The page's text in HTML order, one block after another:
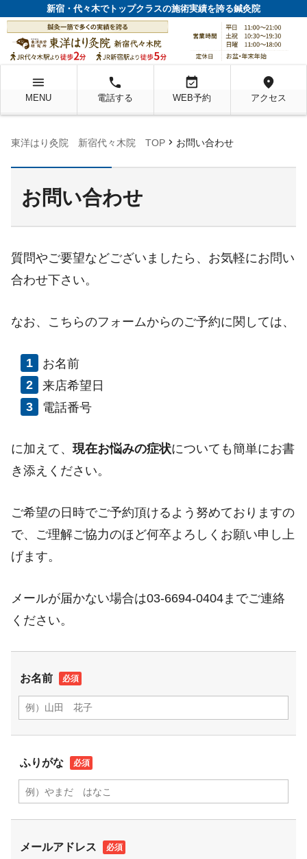
新宿・代々木でトップクラスの施術実績を誇る鍼灸院
menu
MENU
local_phone
電話する
event_available
WEB予約
location_on
アクセス
東洋はり灸院 新宿代々木院 TOP chevron_right お問い合わせ
お問い合わせ
質問やご要望などございましたら、お気軽にお問い
合わせ下さい。
なお、こちらのフォームからのご予約に関しては、
お名前
来店希望日
電話番号
に加えて、 現在お悩みの症状についても簡単にお書
き添えください。
ご希望の日時でご予約頂けるよう努めておりますの
で、ご理解ご協力のほど何卒よろしくお願い申し上
げます。
メールが届かない場合は03-6694-0404までご連絡
ください。
お名前
ふりがな
メールアドレス